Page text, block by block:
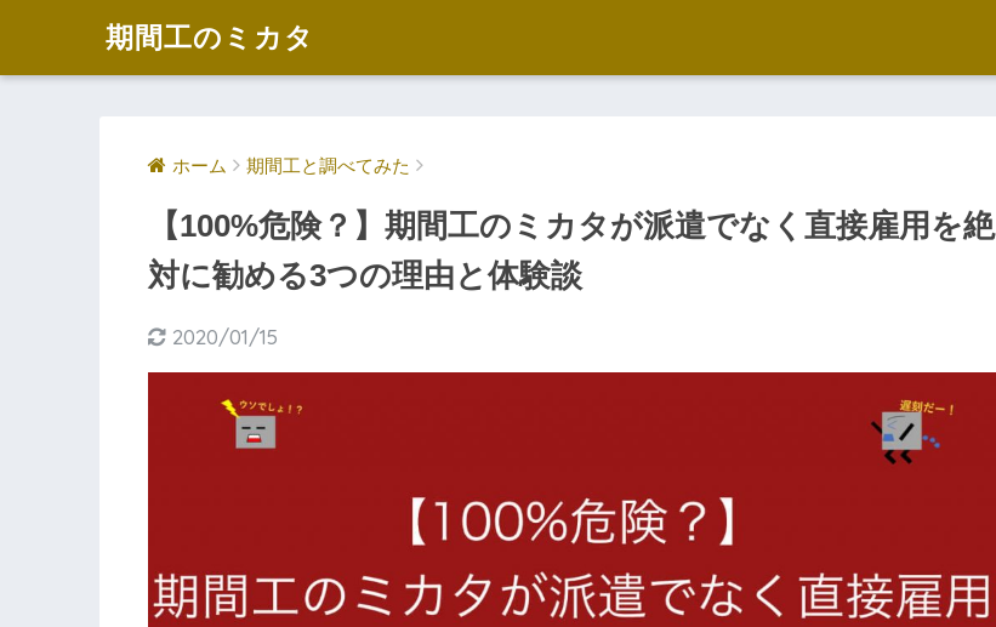
期間工のミカタ
ホーム 期間工と調べてみた
【100%危険？】期間工のミカタが派遣でなく直接雇用を絶
対に勧める3つの理由と体験談
2020/01/15